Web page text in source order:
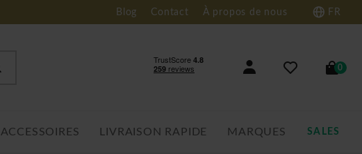
Blog Contact À propos de nous FR
0
ACCESSOIRES LIVRAISON RAPIDE MARQUES SALES